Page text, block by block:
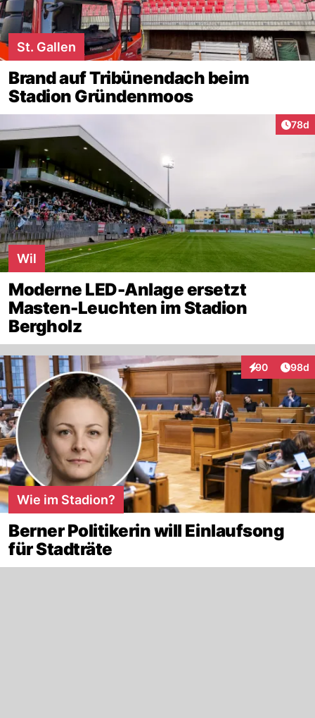
St. Gallen
Brand auf Tribünendach beim
Stadion Gründenmoos
78d
Wil
Moderne LED-Anlage ersetzt
Masten-Leuchten im Stadion
Bergholz
90
Interaktionen
98d
Wie im Stadion?
Berner Politikerin will Einlaufsong
für Stadträte